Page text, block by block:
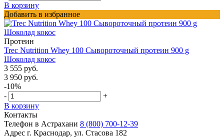
В корзину
Добавить в избранное
Протеин
Trec Nutrition Whey 100 Сывороточный протеин 900 g
Шоколад кокос
3 555 руб.
3 950 руб.
-10%
-
+
В корзину
Контакты
Телефон в Астрахани 8 (800) 700-12-39
Адрес г. Краснодар, ул. Стасова 182